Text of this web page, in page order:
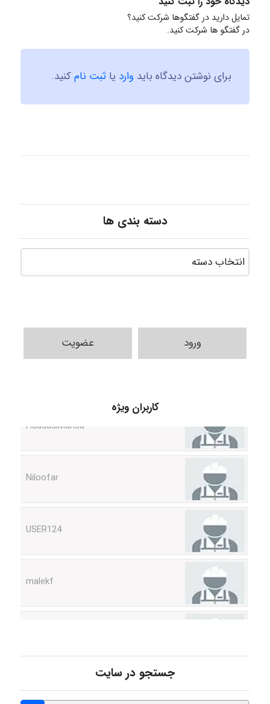
تمایل دارید در گفتگوها شرکت کنید؟
در گفتگو ها شرکت کنید.
برای نوشتن دیدگاه باید وارد یا ثبت نامکنید.
دسته بندی ها
ورود عضویت
کاربران ویژه
جستجو در سایت